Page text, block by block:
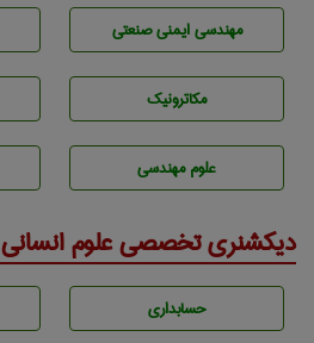
مهندسی ایمنی صنعتی
مکاترونیک
علوم مهندسی
دیکشنری تخصصی علوم انسانی
حسابداری